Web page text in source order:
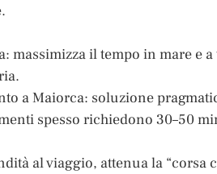
massimizza il tempo in mare e
a Maiorca: soluzione
spesso richiedono 30–50
al viaggio, attenua la “corsa